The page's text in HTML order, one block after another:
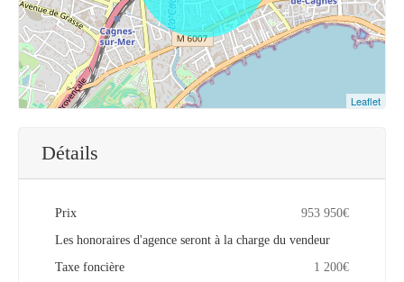
Leaflet
Détails
Prix
953 950€
Les honoraires d'agence seront à la charge du vendeur
Taxe foncière
1 200€